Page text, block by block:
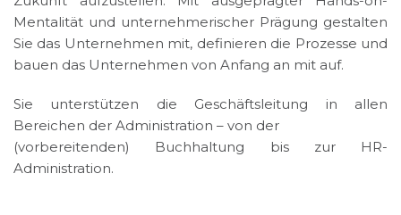
Mentalität und unternehmerischer Prägung gestalten
Sie das Unternehmen mit, definieren die Prozesse und
bauen das Unternehmen von Anfang an mit auf.
Sie unterstützen die Geschäftsleitung in allen
Bereichen der Administration – von der
(vorbereitenden) Buchhaltung bis zur HR-
Administration.